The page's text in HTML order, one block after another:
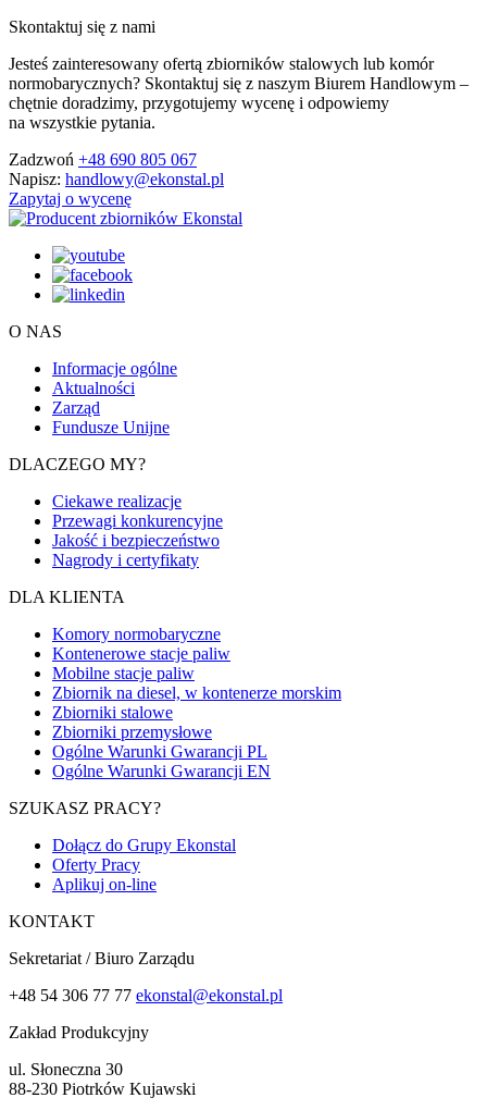
Skontaktuj się z nami
Jesteś zainteresowany ofertą zbiorników stalowych lub komór
normobarycznych? Skontaktuj się z naszym Biurem Handlowym –
chętnie doradzimy, przygotujemy wycenę i odpowiemy
na wszystkie pytania.
Zadzwoń +48 690 805 067
Napisz: handlowy@ekonstal.pl
Zapytaj o wycenę
O NAS
Informacje ogólne
Aktualności
Zarząd
Fundusze Unijne
DLACZEGO MY?
Ciekawe realizacje
Przewagi konkurencyjne
Jakość i bezpieczeństwo
Nagrody i certyfikaty
DLA KLIENTA
Komory normobaryczne
Kontenerowe stacje paliw
Mobilne stacje paliw
Zbiornik na diesel, w kontenerze morskim
Zbiorniki stalowe
Zbiorniki przemysłowe
Ogólne Warunki Gwarancji PL
Ogólne Warunki Gwarancji EN
SZUKASZ PRACY?
Dołącz do Grupy Ekonstal
Oferty Pracy
Aplikuj on-line
KONTAKT
Sekretariat / Biuro Zarządu
+48 54 306 77 77 ekonstal@ekonstal.pl
Zakład Produkcyjny
ul. Słoneczna 30
88-230 Piotrków Kujawski